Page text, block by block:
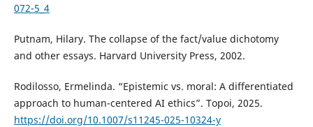
072-5_4
Putnam, Hilary. The collapse of the fact/value dichotomy
and other essays. Harvard University Press, 2002.
Rodilosso, Ermelinda. “Epistemic vs. moral: A differentiated
approach to human-centered AI ethics”. Topoi, 2025.
https://doi.org/10.1007/s11245-025-10324-y